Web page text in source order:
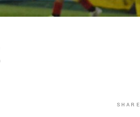
SHARE